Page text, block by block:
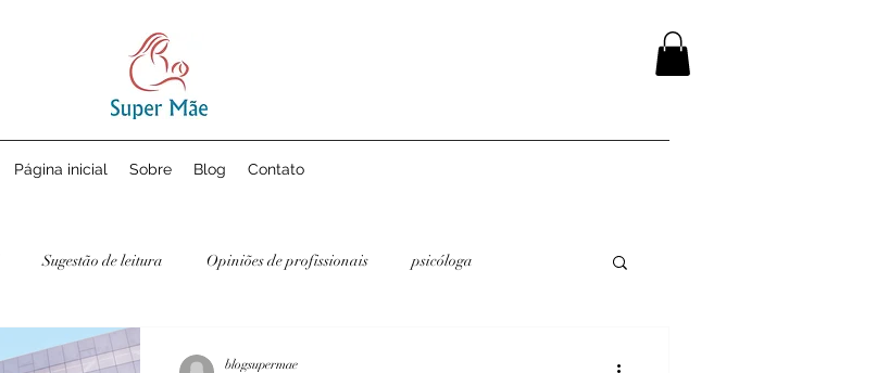
Página inicial Sobre Blog Contato
Sugestão de leitura Opiniões de profissionais psicóloga
blogsupermae